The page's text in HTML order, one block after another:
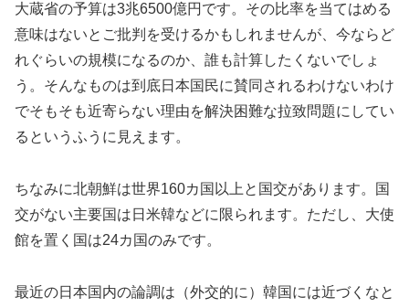
大蔵省の予算は3兆6500億円です。その比率を当てはめる
意味はないとご批判を受けるかもしれませんが、今ならど
れぐらいの規模になるのか、誰も計算したくないでしょ
う。そんなものは到底日本国民に賛同されるわけないわけ
でそもそも近寄らない理由を解決困難な拉致問題にしてい
るというふうに見えます。
ちなみに北朝鮮は世界160カ国以上と国交があります。国
交がない主要国は日米韓などに限られます。ただし、大使
館を置く国は24カ国のみです。
最近の日本国内の論調は（外交的に）韓国には近づくなと